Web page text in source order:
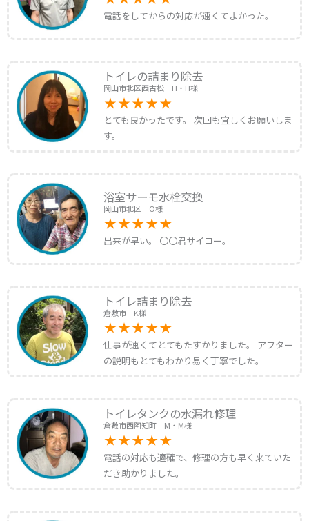
電話をしてからの対応が速くてよかった。
トイレの詰まり除去
岡山市北区西古松 H・H様
とても良かったです。 次回も宜しくお願いしま
す。
浴室サーモ水栓交換
岡山市北区 O様
出来が早い。 〇〇君サイコー。
トイレ詰まり除去
倉敷市 K様
仕事が速くてとてもたすかりました。 アフター
の説明もとてもわかり易く丁寧でした。
トイレタンクの水漏れ修理
倉敷市西阿知町 M・M様
電話の対応も適確で、修理の方も早く来ていた
だき助かりました。